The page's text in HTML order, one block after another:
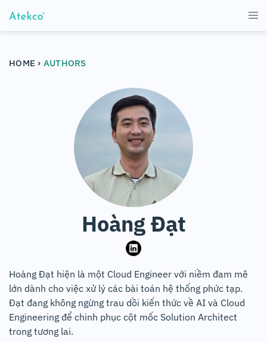
HOME › AUTHORS
Hoàng Đạt
Hoàng Đạt hiện là một Cloud Engineer với niềm đam mê
lớn dành cho việc xử lý các bài toán hệ thống phức tạp.
Đạt đang không ngừng trau dồi kiến thức về AI và Cloud
Engineering để chinh phục cột mốc Solution Architect
trong tương lai.